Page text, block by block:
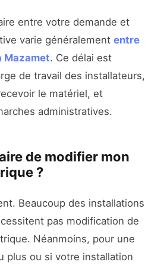
entre votre demande et
varie généralement entre
Mazamet. Ce délai est
de travail des installateurs,
le matériel, et
administratives.
de modifier mon
?
Beaucoup des installations
pas modification de
Néanmoins, pour une
plus ou si votre installation